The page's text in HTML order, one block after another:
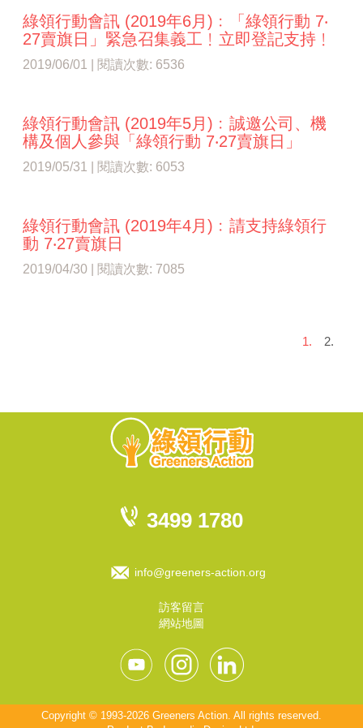
綠領行動會訊 (2019年6月)﹕「綠領行動 7‧
27賣旗日」緊急召集義工﹗立即登記支持﹗
2019/06/01 | 閱讀次數: 6536
綠領行動會訊 (2019年5月)﹕誠邀公司、機
構及個人參與「綠領行動 7‧27賣旗日」
2019/05/31 | 閱讀次數: 6053
綠領行動會訊 (2019年4月)﹕請支持綠領行
動 7‧27賣旗日
2019/04/30 | 閱讀次數: 7085
1. 2.
3499 1780
info@greeners-action.org
訪客留言
網站地圖
Copyright © 1993-2026 Greeners Action. All rights reserved.